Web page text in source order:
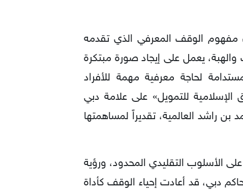
مفهوم الوقف المعرفي الذي تقدمه
يعمل على إيجاد صورة مبتكرة
لحاجة معرفية مهمة للأفراد
للتمويل» على علامة دبي
راشد العالمية، تقديراً لمساهمتها
الأسلوب التقليدي المحدود، ورؤية
دبي، قد أعادت إحياء الوقف كأداة